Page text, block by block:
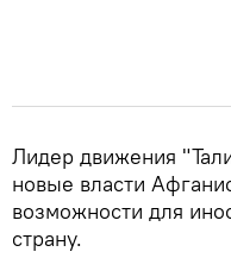
Лидер движения
новые власти
возможности для
страну.